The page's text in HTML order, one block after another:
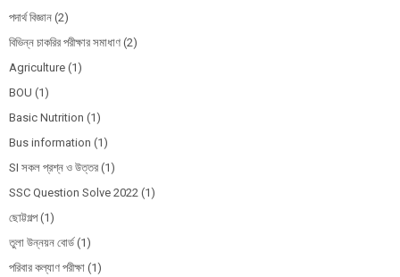
পদার্থ বিজ্ঞান (2)
বিভিন্ন চাকরির পরীক্ষার সমাধাণ (2)
Agriculture (1)
BOU (1)
Basic Nutrition (1)
Bus information (1)
SI সকল প্রশ্ন ও উত্তর (1)
SSC Question Solve 2022 (1)
ছোট্টগল্প (1)
তুলা উন্নয়ন বোর্ড (1)
পরিবার কল্যাণ পরীক্ষা (1)